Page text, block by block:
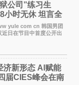
公司”练习生
小时无休 坦言全
com cn 韩国男团
近日在节目中首度公开出
并提及经纪公司Pledis
在8月2日播出的日本
济新形态 Al赋能
届CIES峰会在南